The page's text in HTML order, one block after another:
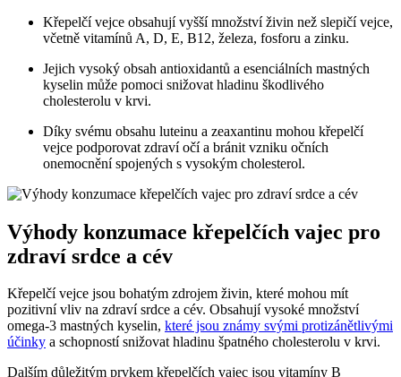
Křepelčí vejce obsahují vyšší množství živin než slepičí vejce,
včetně vitamínů A, D, E, B12, železa, fosforu a zinku.
Jejich vysoký obsah antioxidantů a esenciálních mastných
kyselin může pomoci snižovat hladinu škodlivého
cholesterolu v krvi.
Díky svému obsahu luteinu a zeaxantinu mohou křepelčí
vejce podporovat zdraví očí a bránit vzniku očních
onemocnění spojených s vysokým cholesterol.
Výhody konzumace křepelčích vajec pro
zdraví srdce a cév
Křepelčí vejce jsou bohatým zdrojem živin, které mohou mít
pozitivní vliv na zdraví srdce a cév. Obsahují vysoké množství
omega-3 mastných kyselin, které jsou známy svými protizánětlivými
účinky a schopností snižovat hladinu špatného cholesterolu v krvi.
Dalším důležitým prvkem křepelčích vajec jsou vitamíny B